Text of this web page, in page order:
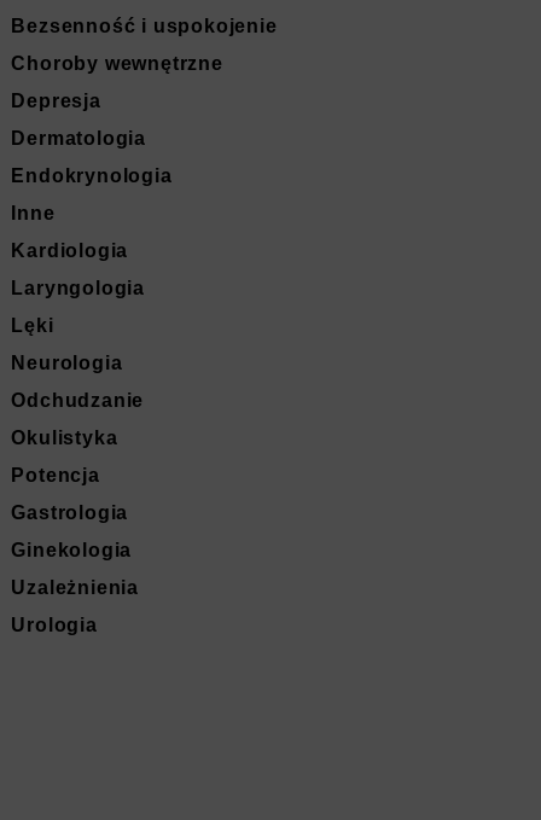
Bezsenność i uspokojenie
Choroby wewnętrzne
Depresja
Dermatologia
Endokrynologia
Inne
Kardiologia
Laryngologia
Lęki
Neurologia
Odchudzanie
Okulistyka
Potencja
Gastrologia
Ginekologia
Uzależnienia
Urologia